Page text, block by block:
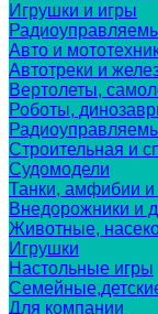
Игрушки и игры
Авто и
Автотреки и
Вертолеты,
Роботы,
Строительная и
Судомодели
Танки, амфибии и
Внедорожники и
Животные,
Игрушки
Настольные игры
Для компании